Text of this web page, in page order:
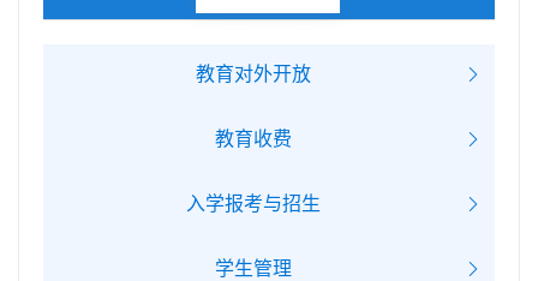
教育对外开放
教育收费
入学报考与招生
学生管理